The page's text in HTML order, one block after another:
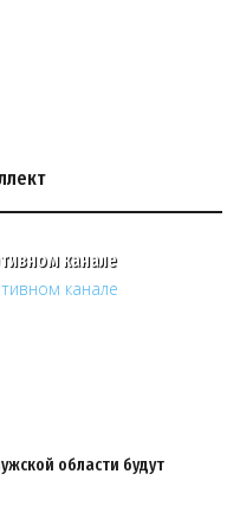
канале
области будут